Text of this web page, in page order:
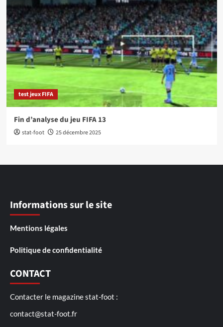
test jeux FIFA
Fin d’analyse du jeu FIFA 13
stat-foot 25 décembre 2025
Informations sur le site
Mentions légales
Politique de confidentialité
CONTACT
Contacter le magazine stat-foot :
contact@stat-foot.fr